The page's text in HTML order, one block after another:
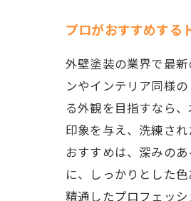
プロがおすすめする
外壁塗装の業界で最
ンやインテリア同様
る外観を目指すなら
印象を与え、洗練さ
おすすめは、深みの
に、しっかりとした
精通したプロフェッ